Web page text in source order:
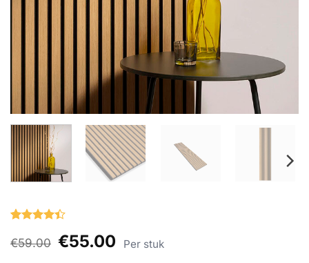
4.4op 5
€59.00 Oorspronkelijke
prijs
€55.00 Huidige
prijs
Per stuk